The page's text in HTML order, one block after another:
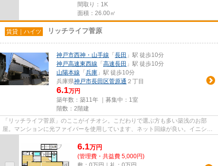
間取り：1K
面積：26.00㎡
賃貸｜ハイツ リッチライフ菅原
神戸市西神・山手線 「 長田 」駅 徒歩10分
神戸高速東西線 「 高速長田 」駅 徒歩10分
山陽本線 「 兵庫 」駅 徒歩10分
兵庫県神戸市長田区菅原通 ２丁目
6.1万円
築年数：築11年 ｜募集中： 1室
階数：2階建
「リッチライフ菅原」のここがイチオシ。こだわりで選ぶ方も多い築浅のお部
屋。マンションに光ファイバーを使用しています、ネット回線が良い。イニシャ
6.1万円
(管理費・共益費 5,000円)